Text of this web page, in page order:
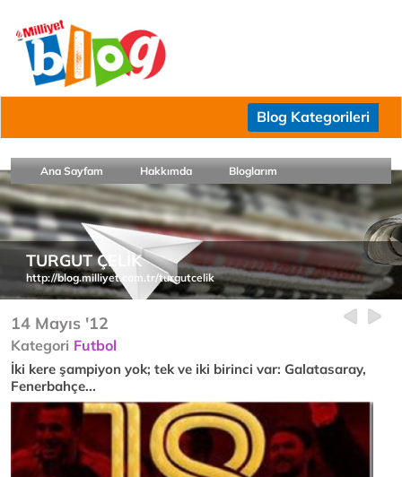
Blog Kategorileri
Ana Sayfam Hakkımda Bloglarım
TURGUT ÇELİK
http://blog.milliyet.com.tr/turgutcelik
14 Mayıs '12
Kategori Futbol
İki kere şampiyon yok; tek ve iki birinci var: Galatasaray,
Fenerbahçe...